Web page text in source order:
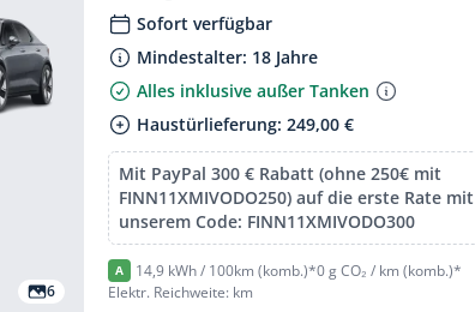
6
Sofort verfügbar
Mindestalter: 18 Jahre
Alles inklusive außer Tanken
Haustürlieferung: 249,00 €
Mit PayPal 300 € Rabatt (ohne 250€ mit
FINN11XMIVODO250) auf die erste Rate mit
unserem Code: FINN11XMIVODO300
A 14,9 kWh / 100km (komb.)*0 g CO₂ / km (komb.)*
Elektr. Reichweite: km